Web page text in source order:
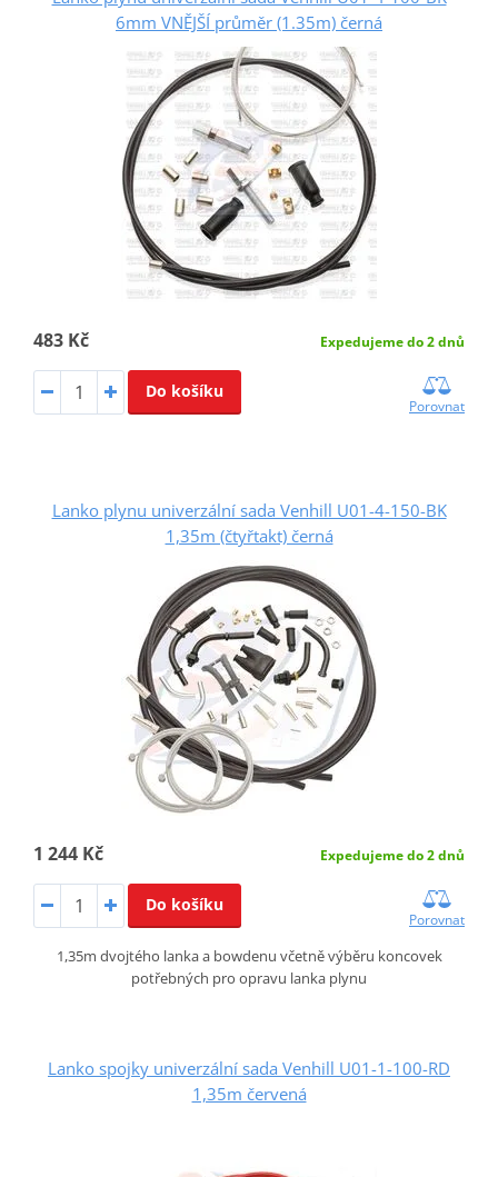
6mm VNĚJŠÍ průměr (1.35m) černá
483 Kč Expedujeme do 2 dnů
Do košíku
Porovnat
Lanko plynu univerzální sada Venhill U01-4-150-BK
1,35m (čtyřtakt) černá
1 244 Kč Expedujeme do 2 dnů
Do košíku
Porovnat
1,35m dvojtého lanka a bowdenu včetně výběru koncovek
potřebných pro opravu lanka plynu
Lanko spojky univerzální sada Venhill U01-1-100-RD
1,35m červená